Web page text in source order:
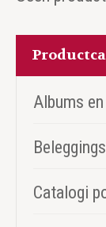
Albums
Catalogi